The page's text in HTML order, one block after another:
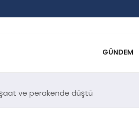
GÜNDEM
ve perakende düştü